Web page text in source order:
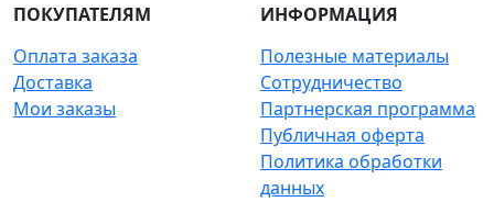
ПОКУПАТЕЛЯМ
Оплата заказа
Доставка
Мои заказы
ИНФОРМАЦИЯ
Полезные материалы
Сотрудничество
Партнерская программа
Публичная оферта
Политика обработки
данных